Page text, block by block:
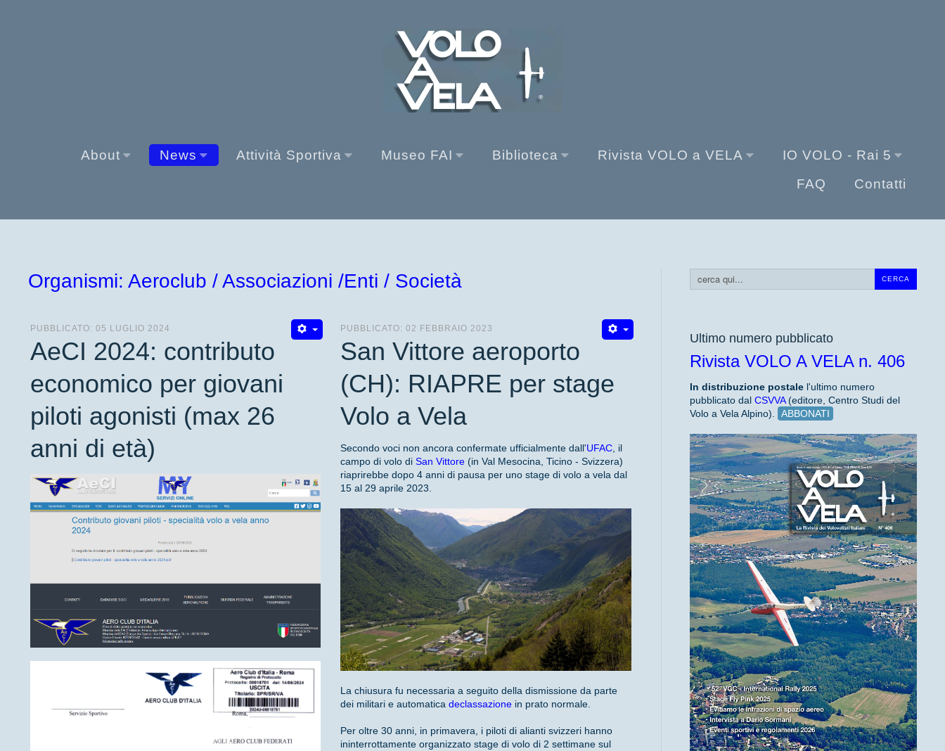
About News Attività Sportiva Museo FAI Biblioteca Rivista VOLO a VELA
IO VOLO - Rai 5
FAQ
Contatti
CERCA
Cerca...
Ultimo numero pubblicato
Rivista VOLO A VELA n. 406
In distribuzione postalel'ultimo numero
pubblicato dal CSVVA(editore, Centro Studi del
Volo a Vela Alpino).
ABBONATI
Organismi: Aeroclub / Associazioni /Enti / Società
PUBBLICATO: 05 LUGLIO 2024
AeCI 2024: contributo
economico per giovani
piloti agonisti (max 26
anni di età)
PUBBLICATO: 02 FEBBRAIO 2023
San Vittore aeroporto
(CH): RIAPRE per stage
Volo a Vela
Secondo voci non ancora confermate ufficialmente dall'UFAC , il
campo di volo diSan Vittore (in Val Mesocina, Ticino - Svizzera)
riaprirebbe dopo 4 anni di pausa per uno stage di volo a vela dal
15 al 29 aprile 2023.
La chiusura fu necessaria a seguito della dismissione da parte
dei militari e automaticadeclassazione in prato normale.
Per oltre 30 anni, in primavera, i piloti di alianti svizzeri hanno
ininterrottamente organizzato stage di volo di 2 settimane sul